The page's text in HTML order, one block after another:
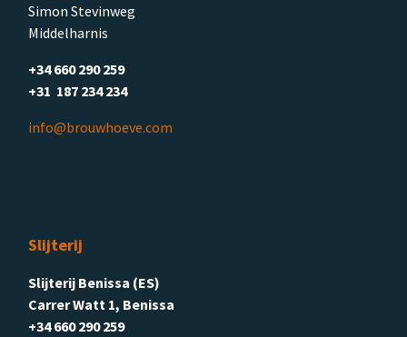
Simon Stevinweg
Middelharnis
+34 660 290 259
+31 187 234 234
info@brouwhoeve.com
Slijterij
Slijterij Benissa (ES)
Carrer Watt 1, Benissa
+34 660 290 259